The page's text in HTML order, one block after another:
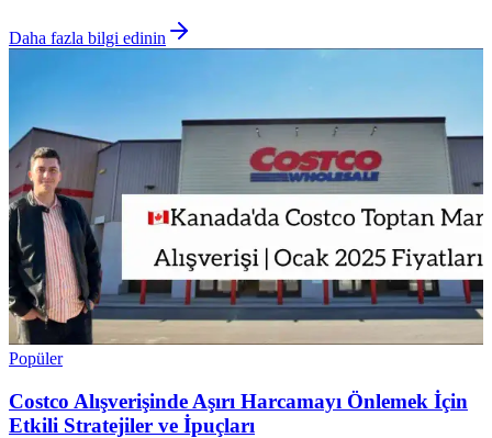
Daha fazla bilgi edinin
Popüler
Costco Alışverişinde Aşırı Harcamayı Önlemek İçin
Etkili Stratejiler ve İpuçları